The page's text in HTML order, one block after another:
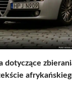
dotyczące